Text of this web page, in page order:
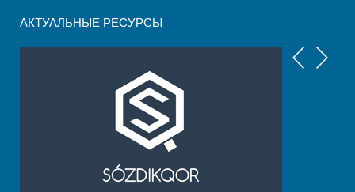
АКТУАЛЬНЫЕ РЕСУРСЫ